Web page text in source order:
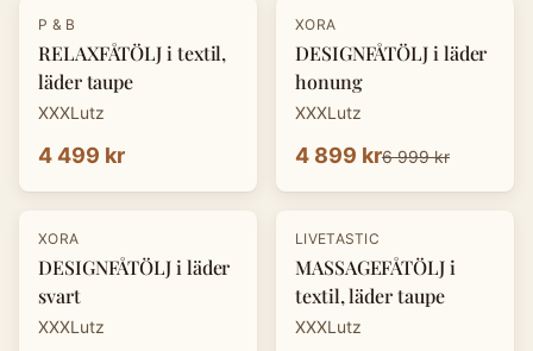
P & B
RELAXFÅTÖLJ i textil,
läder taupe
XXXLutz
4 499 kr
-30%
XORA
DESIGNFÅTÖLJ i läder
honung
XXXLutz
4 899 kr6 999 kr
-30%
XORA
DESIGNFÅTÖLJ i läder
svart
XXXLutz
- 8%
LIVETASTIC
MASSAGEFÅTÖLJ i
textil, läder taupe
XXXLutz